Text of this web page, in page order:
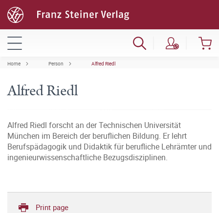
Home Person Alfred Riedl
Alfred Riedl
Alfred Riedl forscht an der Technischen Universität
München im Bereich der beruflichen Bildung. Er lehrt
Berufspädagogik und Didaktik für berufliche Lehrämter und
ingenieurwissenschaftliche Bezugsdisziplinen.
Print page